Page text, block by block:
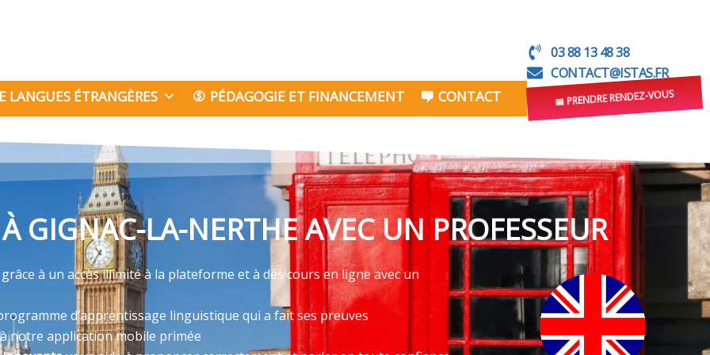
LANGUES ÉTRANGÈRES PÉDAGOGIE ET FINANCEMENT CONTACT
03 88 13 48 38
CONTACT@ISTAS.FR
📅 PRENDRE RENDEZ-VOUS
GIGNAC-LA-NERTHE AVEC UN PROFESSEUR
à un accès illimité à la plateforme et à des cours en ligne avec un
d’apprentissage linguistique qui a fait ses preuves
notre application mobile primée